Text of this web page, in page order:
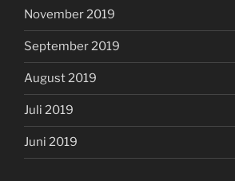
November 2019
September 2019
August 2019
Juli 2019
Juni 2019